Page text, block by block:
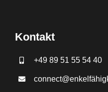
Kontakt
+49 89 51 55 54 40